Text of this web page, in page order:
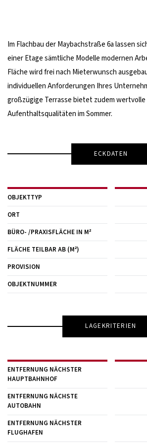
Im Flachbau der Maybachstraße 6a lassen
einer Etage sämtliche Modelle modernen
Fläche wird frei nach Mieterwunsch
individuellen Anforderungen Ihres
großzügige Terrasse bietet zudem wertvolle
Aufenthaltsqualitäten im Sommer.
ECKDATEN
OBJEKTTYP
ORT
BÜRO- /PRAXIS­FLÄCHE IN M²
FLÄCHE TEILBAR AB (M²)
PROVISION
OBJEKTNUMMER
LAGEKRITERIEN
ENTFERNUNG NÄCHSTER
HAUPTBAHNHOF
ENTFERNUNG NÄCHSTE
AUTOBAHN
ENTFERNUNG NÄCHSTER
FLUGHAFEN